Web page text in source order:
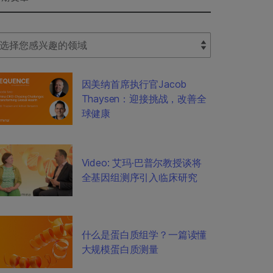
Filter
因美纳首席执行官Jacob
Thaysen：迎接挑战，改善全
球健康
Video: 艾玛·巴普尔教授谈将
全基因组测序引入临床研究
什么是蛋白质组学？一篇读懂
大规模蛋白质测量